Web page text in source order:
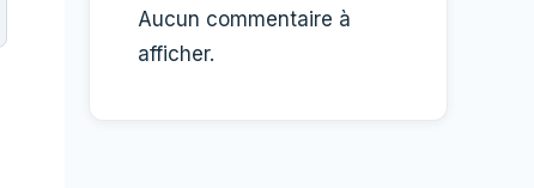
Aucun commentaire à
afficher.